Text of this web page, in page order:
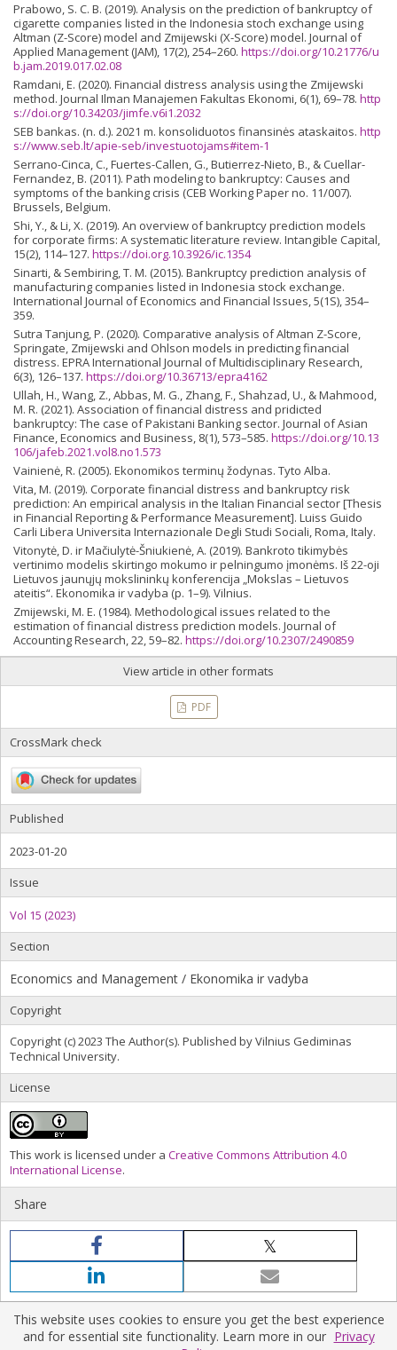
Prabowo, S. C. B. (2019). Analysis on the prediction of bankruptcy of
cigarette companies listed in the Indonesia stoch exchange using
Altman (Z-Score) model and Zmijewski (X-Score) model. Journal of
Applied Management (JAM), 17(2), 254–260. https://doi.org/10.21776/u
b.jam.2019.017.02.08
Ramdani, E. (2020). Financial distress analysis using the Zmijewski
method. Journal Ilman Manajemen Fakultas Ekonomi, 6(1), 69–78. http
s://doi.org/10.34203/jimfe.v6i1.2032
SEB bankas. (n. d.). 2021 m. konsoliduotos finansinės ataskaitos. http
s://www.seb.lt/apie-seb/investuotojams#item-1
Serrano-Cinca, C., Fuertes-Callen, G., Butierrez-Nieto, B., & Cuellar-
Fernandez, B. (2011). Path modeling to bankruptcy: Causes and
symptoms of the banking crisis (CEB Working Paper no. 11/007).
Brussels, Belgium.
Shi, Y., & Li, X. (2019). An overview of bankruptcy prediction models
for corporate firms: A systematic literature review. Intangible Capital,
15(2), 114–127. https://doi.org.10.3926/ic.1354
Sinarti, & Sembiring, T. M. (2015). Bankruptcy prediction analysis of
manufacturing companies listed in Indonesia stock exchange.
International Journal of Economics and Financial Issues, 5(1S), 354–
359.
Sutra Tanjung, P. (2020). Comparative analysis of Altman Z-Score,
Springate, Zmijewski and Ohlson models in predicting financial
distress. EPRA International Journal of Multidisciplinary Research,
6(3), 126–137. https://doi.org/10.36713/epra4162
Ullah, H., Wang, Z., Abbas, M. G., Zhang, F., Shahzad, U., & Mahmood,
M. R. (2021). Association of financial distress and pridicted
bankruptcy: The case of Pakistani Banking sector. Journal of Asian
Finance, Economics and Business, 8(1), 573–585. https://doi.org/10.13
106/jafeb.2021.vol8.no1.573
Vainienė, R. (2005). Ekonomikos terminų žodynas. Tyto Alba.
Vita, M. (2019). Corporate financial distress and bankruptcy risk
prediction: An empirical analysis in the Italian Financial sector [Thesis
in Financial Reporting & Performance Measurement]. Luiss Guido
Carli Libera Universita Internazionale Degli Studi Sociali, Roma, Italy.
Vitonytė, D. ir Mačiulytė-Šniukienė, A. (2019). Bankroto tikimybės
vertinimo modelis skirtingo mokumo ir pelningumo įmonėms. Iš 22-oji
Lietuvos jaunųjų mokslininkų konferencija „Mokslas – Lietuvos
ateitis“. Ekonomika ir vadyba (p. 1–9). Vilnius.
Zmijewski, M. E. (1984). Methodological issues related to the
estimation of financial distress prediction models. Journal of
Accounting Research, 22, 59–82. https://doi.org/10.2307/2490859
View article in other formats
PDF
CrossMark check
Published
2023-01-20
Issue
Vol 15 (2023)
Section
Economics and Management / Ekonomika ir vadyba
Copyright
Copyright (c) 2023 The Author(s). Published by Vilnius Gediminas
Technical University.
License
This work is licensed under a Creative Commons Attribution 4.0
International License.
Share
This website uses cookies to ensure you get the best experience
and for essential site functionality. Learn more in our Privacy